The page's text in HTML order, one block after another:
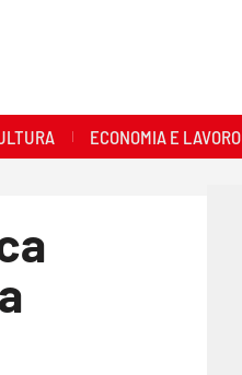
ECONOMIA E LAVORO